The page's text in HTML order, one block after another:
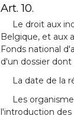
Art. 10.
Le droit aux
Belgique, et aux
Fonds national
d'un dossier
La date de la
Les
l'introduction des